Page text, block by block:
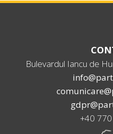
Bulevardul Iancu de
+40